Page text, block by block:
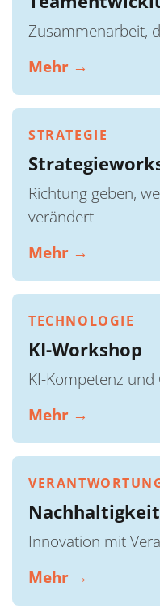
Zusammenarbeit,
Mehr →
STRATEGIE
Richtung geben,
verändert
Mehr →
TECHNOLOGIE
KI-Workshop
KI-Kompetenz
Mehr →
Innovation mit
Mehr →